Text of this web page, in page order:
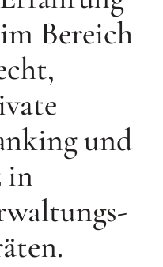
Bereich
und
in